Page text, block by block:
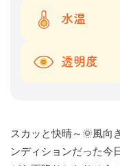
水温
透明度
スカッと快晴～🌞風向
ンディションだった今